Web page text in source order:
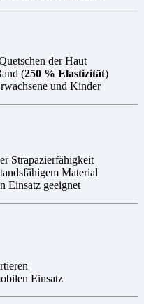
der Haut
(250 % Elastizität)
und Kinder
Strapazierfähigkeit
Material
Einsatz geeignet
Einsatz